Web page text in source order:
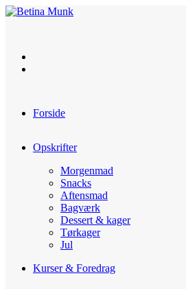
Skip
Forside
Opskrifter
Morgenmad
Snacks
Aftensmad
Bagværk
Dessert & kager
Tørkager
Jul
Kurser & Foredrag